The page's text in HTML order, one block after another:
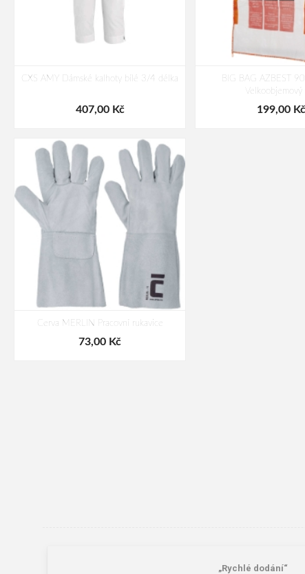
CXS AMY Dámské kalhoty bílé 3/4 délka
407,00 Kč
BIG BAG AZBEST
Velkoobjemový
199,00 Kč
Cerva MERLIN Pracovní rukavice
73,00 Kč
„Rychlé dodání“